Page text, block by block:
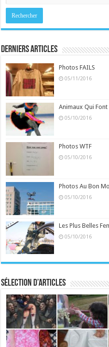
Derniers Articles
Photos FAILS
05/11/2016
Animaux Qui
05/10/2016
Photos WTF
05/10/2016
Photos Au Bon
05/10/2016
Les Plus Belles
05/10/2016
Sélection d’articles